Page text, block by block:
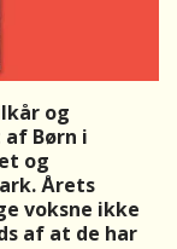
og
Børn i
og
Årets
voksne ikke
af at de har